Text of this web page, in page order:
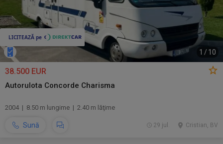
1 / 10
38.500 EUR
Autorulota Concorde Charisma
2004 | 8.50 m lungime | 2.40 m lăţime
Sună Cristian, BV
29 jul.